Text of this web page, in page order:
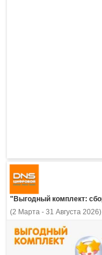
(2 Марта - 31 Августа 2026)